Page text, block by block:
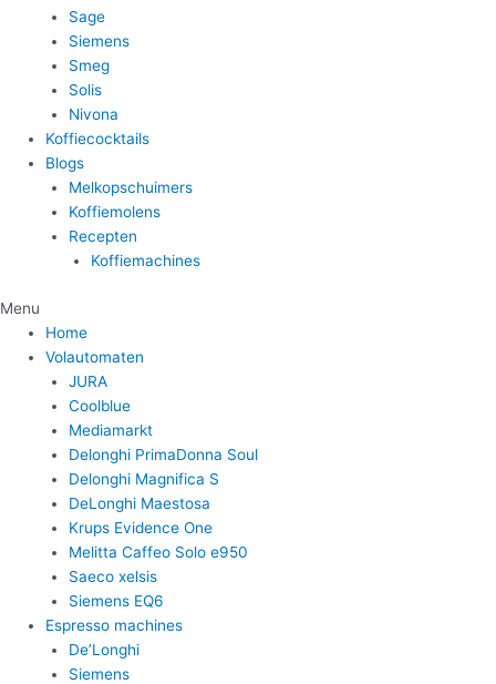
Sage
Siemens
Smeg
Solis
Nivona
Koffiecocktails
Blogs
Melkopschuimers
Koffiemolens
Recepten
Koffiemachines
Menu
Home
Volautomaten
JURA
Coolblue
Mediamarkt
Delonghi PrimaDonna Soul
Delonghi Magnifica S
DeLonghi Maestosa
Krups Evidence One
Melitta Caffeo Solo e950
Saeco xelsis
Siemens EQ6
Espresso machines
De’Longhi
Siemens